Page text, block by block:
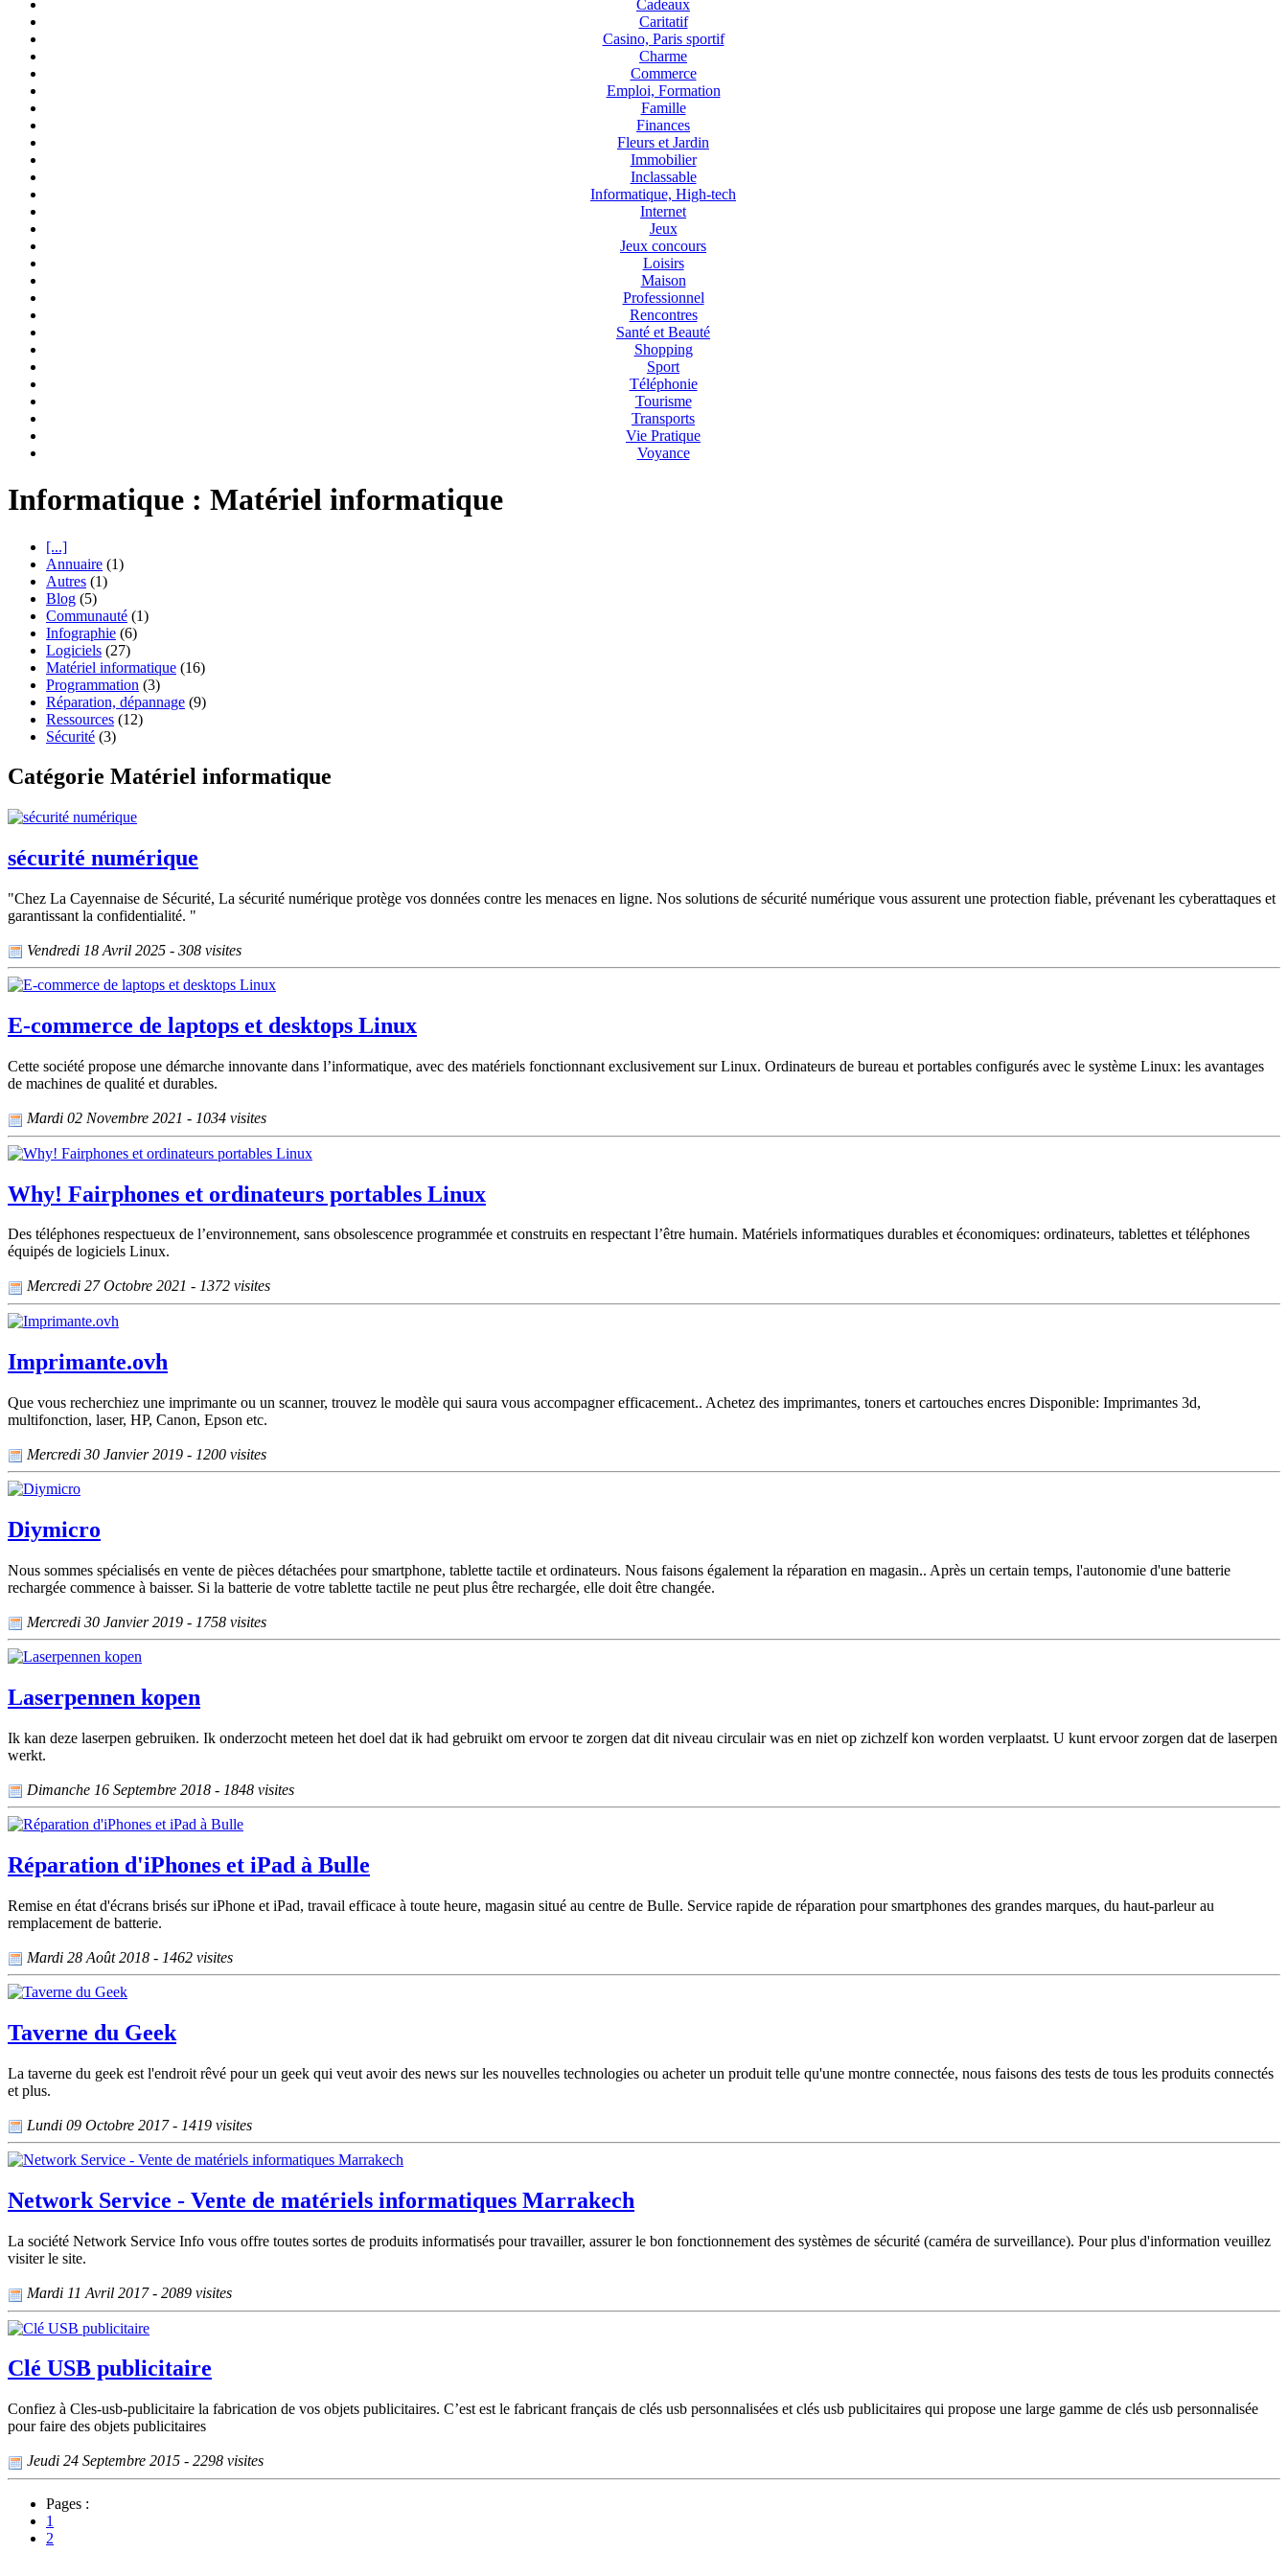
Cadeaux
Caritatif
Casino, Paris sportif
Charme
Commerce
Emploi, Formation
Famille
Finances
Fleurs et Jardin
Immobilier
Inclassable
Informatique, High-tech
Internet
Jeux
Jeux concours
Loisirs
Maison
Professionnel
Rencontres
Santé et Beauté
Shopping
Sport
Téléphonie
Tourisme
Transports
Vie Pratique
Voyance
Informatique : Matériel informatique
[...]
Annuaire (1)
Autres (1)
Blog (5)
Communauté (1)
Infographie (6)
Logiciels (27)
Matériel informatique (16)
Programmation (3)
Réparation, dépannage (9)
Ressources (12)
Sécurité (3)
Catégorie Matériel informatique
sécurité numérique
"Chez La Cayennaise de Sécurité, La sécurité numérique protège vos données contre les menaces en ligne. Nos solutions de sécurité numérique vous assurent une protection fiable, prévenant les cyberattaques et
garantissant la confidentialité. "
Vendredi 18 Avril 2025 - 308 visites
E-commerce de laptops et desktops Linux
Cette société propose une démarche innovante dans l’informatique, avec des matériels fonctionnant exclusivement sur Linux. Ordinateurs de bureau et portables configurés avec le système Linux: les avantages
de machines de qualité et durables.
Mardi 02 Novembre 2021 - 1034 visites
Why! Fairphones et ordinateurs portables Linux
Des téléphones respectueux de l’environnement, sans obsolescence programmée et construits en respectant l’être humain. Matériels informatiques durables et économiques: ordinateurs, tablettes et téléphones
équipés de logiciels Linux.
Mercredi 27 Octobre 2021 - 1372 visites
Imprimante.ovh
Que vous recherchiez une imprimante ou un scanner, trouvez le modèle qui saura vous accompagner efficacement.. Achetez des imprimantes, toners et cartouches encres Disponible: Imprimantes 3d,
multifonction, laser, HP, Canon, Epson etc.
Mercredi 30 Janvier 2019 - 1200 visites
Diymicro
Nous sommes spécialisés en vente de pièces détachées pour smartphone, tablette tactile et ordinateurs. Nous faisons également la réparation en magasin.. Après un certain temps, l'autonomie d'une batterie
rechargée commence à baisser. Si la batterie de votre tablette tactile ne peut plus être rechargée, elle doit être changée.
Mercredi 30 Janvier 2019 - 1758 visites
Laserpennen kopen
Ik kan deze laserpen gebruiken. Ik onderzocht meteen het doel dat ik had gebruikt om ervoor te zorgen dat dit niveau circulair was en niet op zichzelf kon worden verplaatst. U kunt ervoor zorgen dat de laserpen
werkt.
Dimanche 16 Septembre 2018 - 1848 visites
Réparation d'iPhones et iPad à Bulle
Remise en état d'écrans brisés sur iPhone et iPad, travail efficace à toute heure, magasin situé au centre de Bulle. Service rapide de réparation pour smartphones des grandes marques, du haut-parleur au
remplacement de batterie.
Mardi 28 Août 2018 - 1462 visites
Taverne du Geek
La taverne du geek est l'endroit rêvé pour un geek qui veut avoir des news sur les nouvelles technologies ou acheter un produit telle qu'une montre connectée, nous faisons des tests de tous les produits connectés
et plus.
Lundi 09 Octobre 2017 - 1419 visites
Network Service - Vente de matériels informatiques Marrakech
La société Network Service Info vous offre toutes sortes de produits informatisés pour travailler, assurer le bon fonctionnement des systèmes de sécurité (caméra de surveillance). Pour plus d'information veuillez
visiter le site.
Mardi 11 Avril 2017 - 2089 visites
Clé USB publicitaire
Confiez à Cles-usb-publicitaire la fabrication de vos objets publicitaires. C’est est le fabricant français de clés usb personnalisées et clés usb publicitaires qui propose une large gamme de clés usb personnalisée
pour faire des objets publicitaires
Jeudi 24 Septembre 2015 - 2298 visites
Pages :
1
2